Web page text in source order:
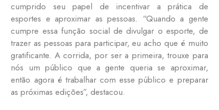
cumprido seu papel de incentivar a prática de
esportes e aproximar as pessoas. “Quando a gente
cumpre essa função social de divulgar o esporte, de
trazer as pessoas para participar, eu acho que é muito
gratificante. A corrida, por ser a primeira, trouxe para
nós um público que a gente queria se aproximar,
então agora é trabalhar com esse público e preparar
as próximas edições”, destacou.